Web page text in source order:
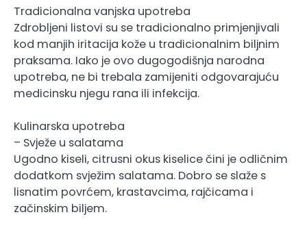
Tradicionalna vanjska upotreba
Zdrobljeni listovi su se tradicionalno primjenjivali
kod manjih iritacija kože u tradicionalnim biljnim
praksama. Iako je ovo dugogodišnja narodna
upotreba, ne bi trebala zamijeniti odgovarajuću
medicinsku njegu rana ili infekcija.
Kulinarska upotreba
– Svježe u salatama
Ugodno kiseli, citrusni okus kiselice čini je odličnim
dodatkom svježim salatama. Dobro se slaže s
lisnatim povrćem, krastavcima, rajčicama i
začinskim biljem.